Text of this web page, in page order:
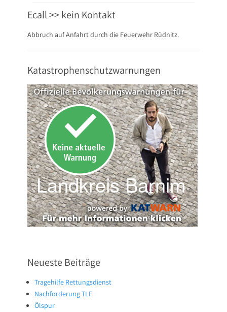
Ecall >> kein Kontakt
Abbruch auf Anfahrt durch die Feuerwehr Rüdnitz.
Katastrophenschutzwarnungen
Neueste Beiträge
Tragehilfe Rettungsdienst
Nachforderung TLF
Ölspur